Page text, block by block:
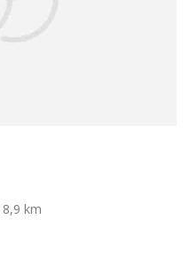
8,9 km